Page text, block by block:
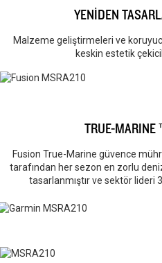
YENİDEN
Malzeme geliştirmeleri ve
keskin estetik
TRUE-MARINE
Fusion True-Marine güvence
tarafından her sezon en zorlu
tasarlanmıştır ve sektör lideri